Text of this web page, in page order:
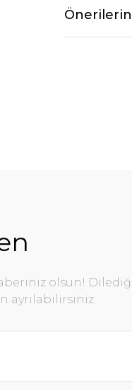
olsun!
ayrılabilirsiniz.